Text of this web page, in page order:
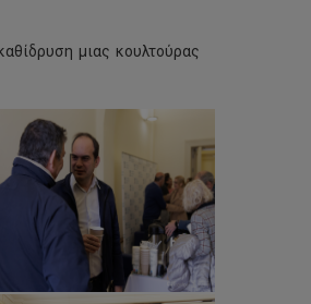
μιας κουλτούρας